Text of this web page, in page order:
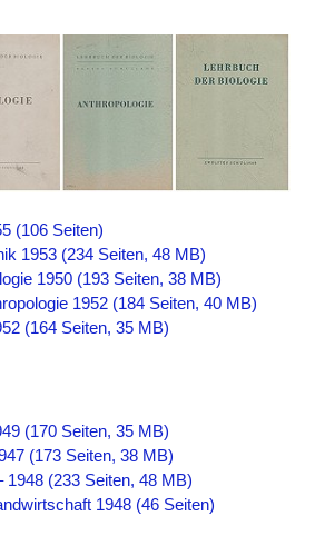
(106 Seiten)
1953 (234 Seiten, 48 MB)
1950 (193 Seiten, 38 MB)
1952 (184 Seiten, 40 MB)
(164 Seiten, 35 MB)
(170 Seiten, 35 MB)
(173 Seiten, 38 MB)
1948 (233 Seiten, 48 MB)
1948 (46 Seiten)